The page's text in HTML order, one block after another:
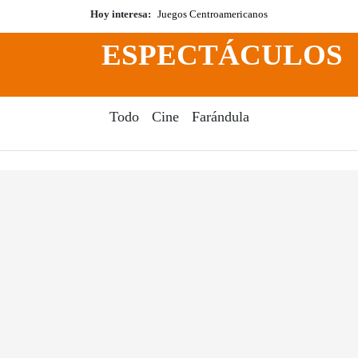
Hoy interesa: Juegos Centroamericanos
ESPECTÁCULOS
Todo Cine Farándula